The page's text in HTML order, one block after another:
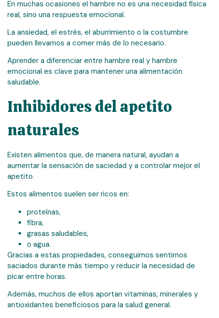
En muchas ocasiones el hambre no es una necesidad física
real, sino una respuesta emocional.
La ansiedad, el estrés, el aburrimiento o la costumbre
pueden llevarnos a comer más de lo necesario.
Aprender a diferenciar entre hambre real y hambre
emocional es clave para mantener una alimentación
saludable.
Inhibidores del apetito
naturales
Existen alimentos que, de manera natural, ayudan a
aumentar la sensación de saciedad y a controlar mejor el
apetito.
Estos alimentos suelen ser ricos en:
proteínas,
fibra,
grasas saludables,
o agua.
Gracias a estas propiedades, conseguimos sentirnos
saciados durante más tiempo y reducir la necesidad de
picar entre horas.
Además, muchos de ellos aportan vitaminas, minerales y
antioxidantes beneficiosos para la salud general.